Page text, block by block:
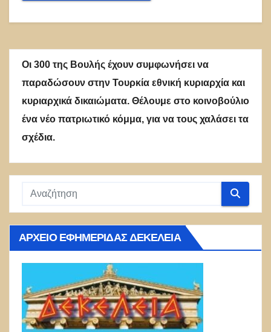
Οι 300 της Βουλής έχουν συμφωνήσει να
παραδώσουν στην Τουρκία εθνική κυριαρχία και
κυριαρχικά δικαιώματα. Θέλουμε στο κοινοβούλιο
ένα νέο πατριωτικό κόμμα, για να τους χαλάσει τα
σχέδια.
ΑΡΧΕΊΟ ΕΦΗΜΕΡΊΔΑΣ ΔΕΚΈΛΕΙΑ